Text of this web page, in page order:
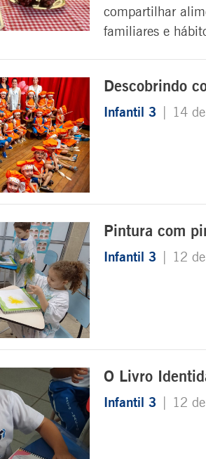
compartilhar
familiares e
Descobrindo
Infantil 3 | 14
Pintura com
Infantil 3 | 12
O Livro
Infantil 3 | 12